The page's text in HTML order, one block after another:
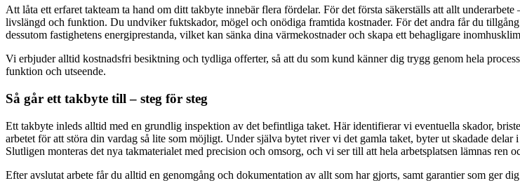
Att låta ett erfaret takteam ta hand om ditt takbyte innebär flera fördelar. För det första säkerställs att allt
livslängd och funktion. Du undviker fuktskador, mögel och onödiga framtida kostnader. För det andra får du
dessutom fastighetens energiprestanda, vilket kan sänka dina värmekostnader och skapa ett behagligare
Vi erbjuder alltid kostnadsfri besiktning och tydliga offerter, så att du som kund känner dig trygg genom hela
funktion och utseende.
Så går ett takbyte till – steg för steg
Ett takbyte inleds alltid med en grundlig inspektion av det befintliga taket. Här identifierar vi eventuella skador,
arbetet för att störa din vardag så lite som möjligt. Under själva bytet river vi det gamla taket, byter ut skadade
Slutligen monteras det nya takmaterialet med precision och omsorg, och vi ser till att hela arbetsplatsen lämnas ren
Efter avslutat arbete får du alltid en genomgång och dokumentation av allt som har gjorts, samt garantier som ger